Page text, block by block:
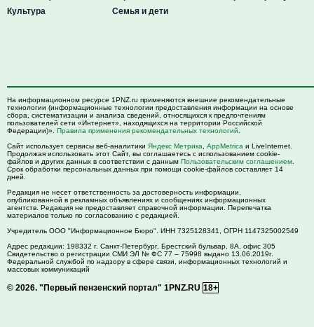
Культура
Семья и дети
На информационном ресурсе 1PNZ.ru применяются внешние рекомендательные
технологии (информационные технологии предоставления информации на основе
сбора, систематизации и анализа сведений, относящихся к предпочтениям
пользователей сети «Интернет», находящихся на территории Российской
Федерации)». Правила применения рекомендательных технологий
Сайт использует сервисы веб-аналитики Яндекс Метрика AppMetrica и LiveInternet.
Продолжая использовать этот Сайт, вы соглашаетесь с использованием cookie-
файлов и других данных в соответствии с данным Пользовательским соглашением
Срок обработки персональных данных при помощи cookie-файлов составляет 14
дней.
Редакция не несет ответственность за достоверность информации,
опубликованной в рекламных объявлениях и сообщениях информационных
агентств. Редакция не предоставляет справочной информации. Перепечатка
материалов только по согласованию с редакцией.
Учредитель ООО "Информационное Бюро". ИНН 7325128341, ОГРН 1147325002549
Адрес редакции: 198332 г. Санкт-Петербург, Брестский бульвар, 8А, офис 305
Свидетельство о регистрации СМИ ЭЛ № ФС 77 – 75998 выдано 13.06.2019г.
Федеральной службой по надзору в сфере связи, информационных технологий и
массовых коммуникаций
© 2026. "Первый пензенский портал" 1PNZ.RU 18+